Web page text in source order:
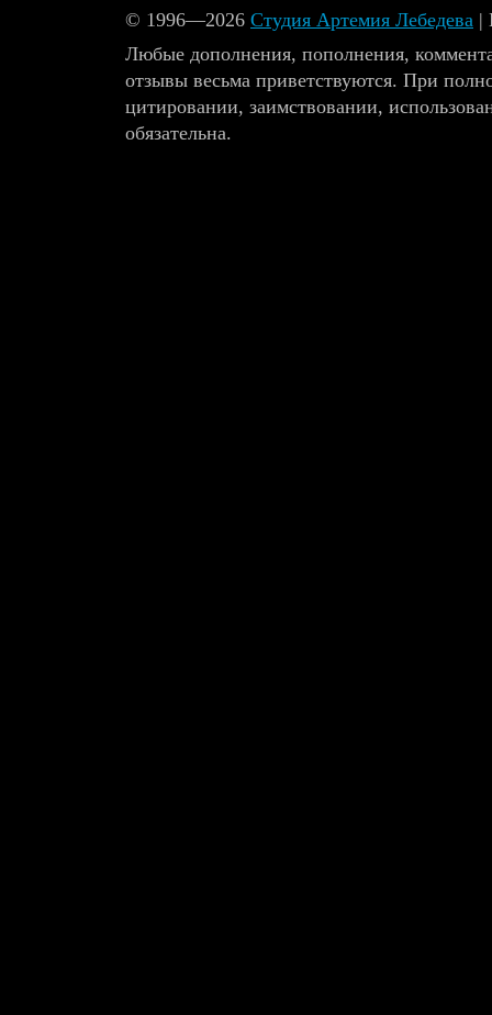
© 1996—2026 Студия Артемия Лебедева |
Любые дополнения, пополнения,
отзывы весьма приветствуются. При
цитировании, заимствовании,
обязательна.